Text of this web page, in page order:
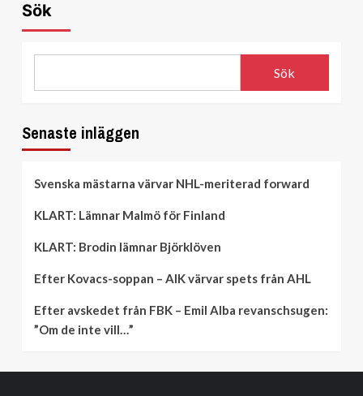
Sök
Sök
Senaste inläggen
Svenska mästarna värvar NHL-meriterad forward
KLART: Lämnar Malmö för Finland
KLART: Brodin lämnar Björklöven
Efter Kovacs-soppan – AIK värvar spets från AHL
Efter avskedet från FBK – Emil Alba revanschsugen:
”Om de inte vill…”